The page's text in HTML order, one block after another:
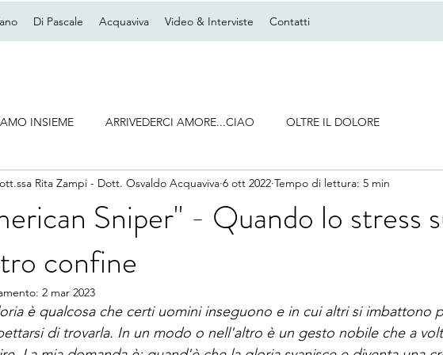
Di Pascale Acquaviva Video & Interviste Contatti
INSIEME ARRIVEDERCI AMORE...CIAO OLTRE IL DOLORE
Sniper" - Quando lo stress
confine
Rita Zampi - Dott. Osvaldo Acquaviva 6 ott 2022 Tempo di lettura: 5 min
2 mar 2023
è qualcosa che certi uomini inseguono e in cui altri si imbattono
di trovarla. In un modo o nell'altro è un gesto nobile che a